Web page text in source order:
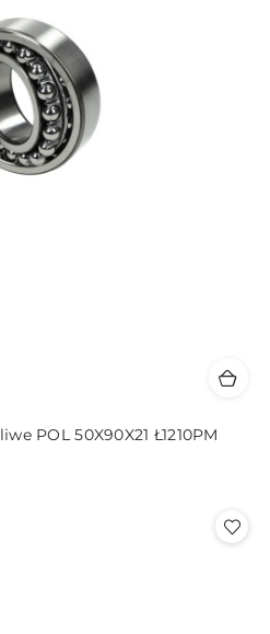
POL 50X90X21 Ł1210PM